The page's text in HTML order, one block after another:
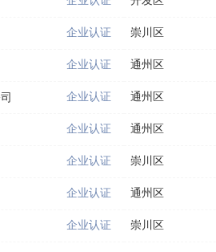
企业认证 崇川区
企业认证 通州区
企业认证 通州区
企业认证 通州区
企业认证 崇川区
企业认证 通州区
企业认证 崇川区